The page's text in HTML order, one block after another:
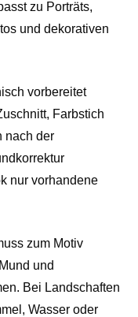
zu Porträts,
und dekorativen
vorbereitet
Farbstich
nach der
nur vorhandene
zum Motiv
und
Bei Landschaften
Wasser oder